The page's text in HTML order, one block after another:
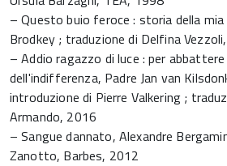
– Questo buio feroce : storia della
Brodkey ; traduzione di Delfina
– Addio ragazzo di luce : per
dell'indifferenza, Padre Jan van
introduzione di Pierre Valkering ;
Armando, 2016
– Sangue dannato, Alexandre
Zanotto, Barbes, 2012